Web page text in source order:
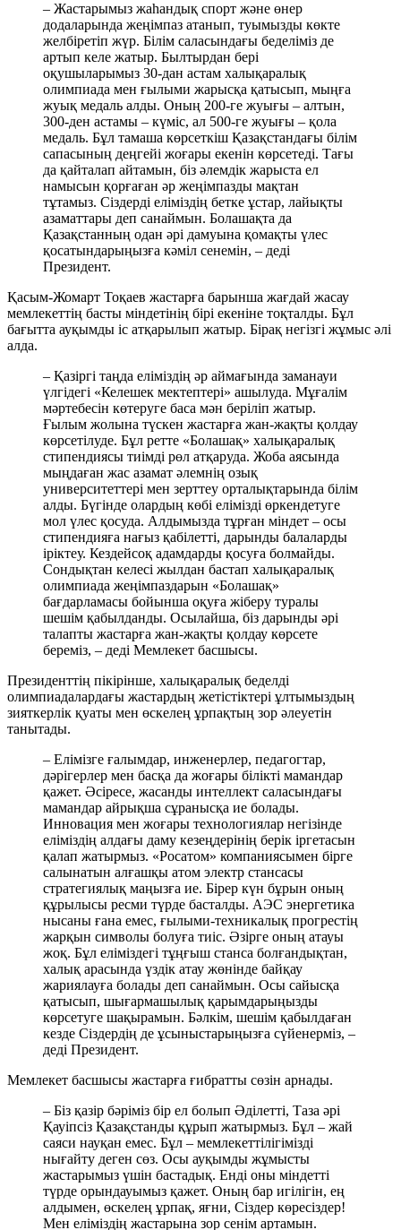
– Жастарымыз жаһандық спорт және өнер
додаларында жеңімпаз атанып, туымызды көкте
желбіретіп жүр. Білім саласындағы беделіміз де
артып келе жатыр. Былтырдан бері
оқушыларымыз 30-дан астам халықаралық
олимпиада мен ғылыми жарысқа қатысып, мыңға
жуық медаль алды. Оның 200-ге жуығы – алтын,
300-ден астамы – күміс, ал 500-ге жуығы – қола
медаль. Бұл тамаша көрсеткіш Қазақстандағы білім
сапасының деңгейі жоғары екенін көрсетеді. Тағы
да қайталап айтамын, біз әлемдік жарыста ел
намысын қорғаған әр жеңімпазды мақтан
тұтамыз. Сіздерді еліміздің бетке ұстар, лайықты
азаматтары деп санаймын. Болашақта да
Қазақстанның одан әрі дамуына қомақты үлес
қосатындарыңызға кәміл сенемін, – деді
Президент.
Қасым-Жомарт Тоқаев жастарға барынша жағдай жасау
мемлекеттің басты міндетінің бірі екеніне тоқталды. Бұл
бағытта ауқымды іс атқарылып жатыр. Бірақ негізгі жұмыс әлі
алда.
– Қазіргі таңда еліміздің әр аймағында заманауи
үлгідегі «Келешек мектептері» ашылуда. Мұғалім
мәртебесін көтеруге баса мән беріліп жатыр.
Ғылым жолына түскен жастарға жан-жақты қолдау
көрсетілуде. Бұл ретте «Болашақ» халықаралық
стипендиясы тиімді рөл атқаруда. Жоба аясында
мыңдаған жас азамат әлемнің озық
университеттері мен зерттеу орталықтарында білім
алды. Бүгінде олардың көбі елімізді өркендетуге
мол үлес қосуда. Алдымызда тұрған міндет – осы
стипендияға нағыз қабілетті, дарынды балаларды
іріктеу. Кездейсоқ адамдарды қосуға болмайды.
Сондықтан келесі жылдан бастап халықаралық
олимпиада жеңімпаздарын «Болашақ»
бағдарламасы бойынша оқуға жіберу туралы
шешім қабылданды. Осылайша, біз дарынды әрі
талапты жастарға жан-жақты қолдау көрсете
береміз, – деді Мемлекет басшысы.
Президенттің пікірінше, халықаралық беделді
олимпиадалардағы жастардың жетістіктері ұлтымыздың
зияткерлік қуаты мен өскелең ұрпақтың зор әлеуетін
танытады.
– Елімізге ғалымдар, инженерлер, педагогтар,
дәрігерлер мен басқа да жоғары білікті мамандар
қажет. Әсіресе, жасанды интеллект саласындағы
мамандар айрықша сұранысқа ие болады.
Инновация мен жоғары технологиялар негізінде
еліміздің алдағы даму кезеңдерінің берік іргетасын
қалап жатырмыз. «Росатом» компаниясымен бірге
салынатын алғашқы атом электр стансасы
стратегиялық маңызға ие. Бірер күн бұрын оның
құрылысы ресми түрде басталды. АЭС энергетика
нысаны ғана емес, ғылыми-техникалық прогрестің
жарқын символы болуға тиіс. Әзірге оның атауы
жоқ. Бұл еліміздегі тұңғыш станса болғандықтан,
халық арасында үздік атау жөнінде байқау
жариялауға болады деп санаймын. Осы сайысқа
қатысып, шығармашылық қарымдарыңызды
көрсетуге шақырамын. Бәлкім, шешім қабылдаған
кезде Сіздердің де ұсыныстарыңызға сүйенерміз, –
деді Президент.
Мемлекет басшысы жастарға ғибратты сөзін арнады.
– Біз қазір бәріміз бір ел болып Әділетті, Таза әрі
Қауіпсіз Қазақстанды құрып жатырмыз. Бұл – жай
саяси науқан емес. Бұл – мемлекеттілігімізді
нығайту деген сөз. Осы ауқымды жұмысты
жастарымыз үшін бастадық. Енді оны міндетті
түрде орындауымыз қажет. Оның бар игілігін, ең
алдымен, өскелең ұрпақ, яғни, Сіздер көресіздер!
Мен еліміздің жастарына зор сенім артамын.